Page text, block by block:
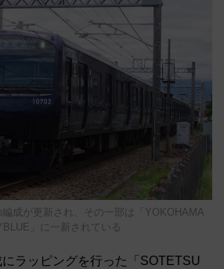
成が更新され、その一部は「YOKOHAMA
」に一新されている
ラッピングを行った「SOTETSU